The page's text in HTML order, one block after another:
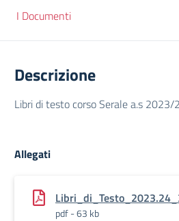
I Documenti
Descrizione
Libri di testo corso Serale a.s 2023/
Allegati
pdf - 63 kb